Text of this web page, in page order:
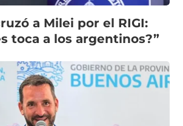
a Milei por el RIGI:
toca a los argentinos?”